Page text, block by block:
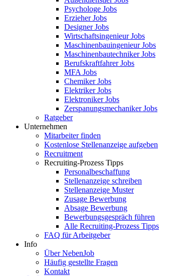
Psychologe Jobs
Erzieher Jobs
Designer Jobs
Wirtschaftsingenieur Jobs
Maschinenbauingenieur Jobs
Maschinenbautechniker Jobs
Berufskraftfahrer Jobs
MFA Jobs
Chemiker Jobs
Elektriker Jobs
Elektroniker Jobs
Zerspanungsmechaniker Jobs
Ratgeber
Unternehmen
Mitarbeiter finden
Kostenlose Stellenanzeige aufgeben
Recruitment
Recruiting-Prozess Tipps
Personalbeschaffung
Stellenanzeige schreiben
Stellenanzeige Muster
Zusage Bewerbung
Absage Bewerbung
Bewerbungsgespräch führen
Alle Recruiting-Prozess Tipps
FAQ für Arbeitgeber
Info
Über NebenJob
Häufig gestellte Fragen
Kontakt